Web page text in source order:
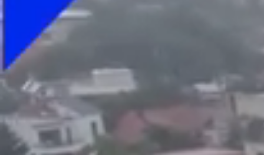
Foto1/18:Napoli - Inter, Kevin de Bruyne s-a accidentat